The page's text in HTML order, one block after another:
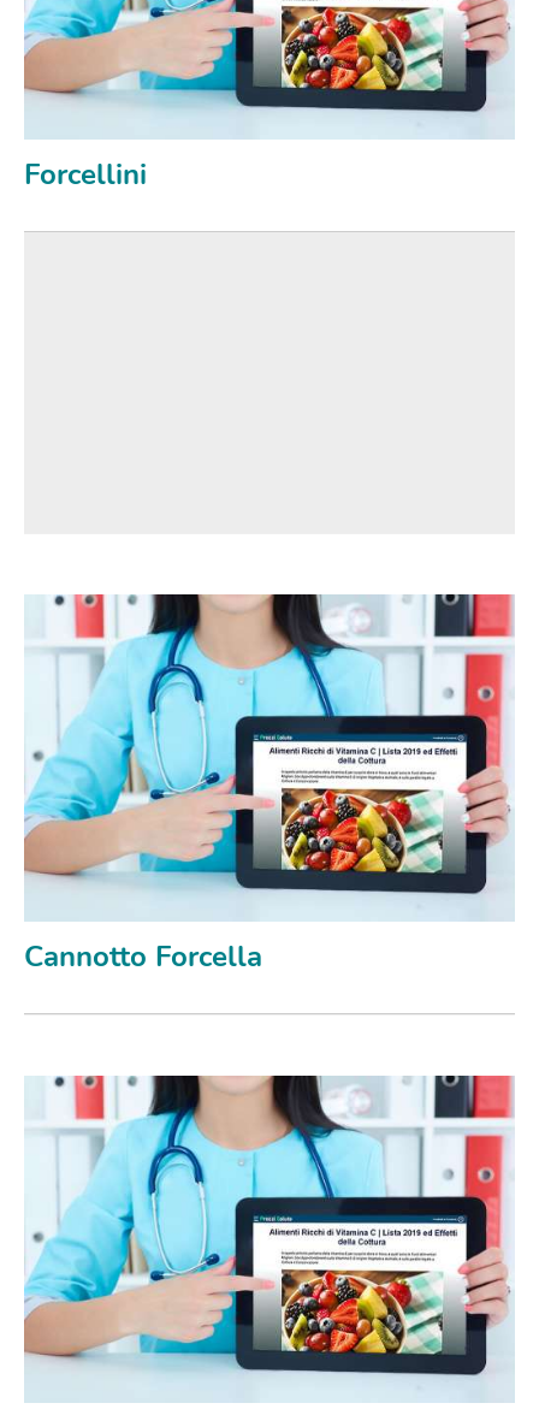
Forcellini
Cannotto Forcella